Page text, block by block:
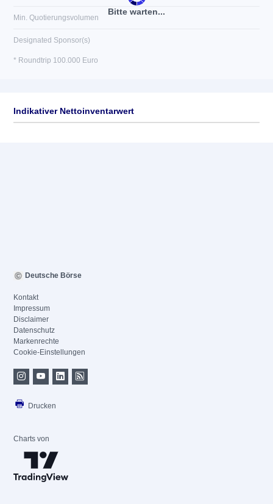
Bitte warten...
Min. Quotierungsvolumen
Designated Sponsor(s)
* Roundtrip 100.000 Euro
Indikativer Nettoinventarwert
Deutsche Börse
Kontakt
Impressum
Disclaimer
Datenschutz
Markenrechte
Cookie-Einstellungen
Drucken
Charts von